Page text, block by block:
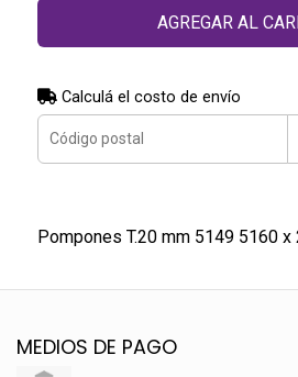
AGREGAR AL
Calculá el costo de envío
Pompones T.20 mm 5149 5160 x
MEDIOS DE PAGO